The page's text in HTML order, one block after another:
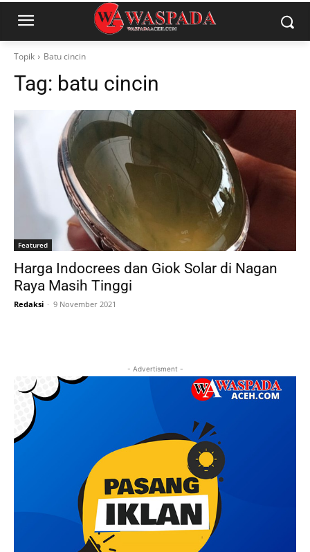
Topik Batu cincin
Tag: batu cincin
Featured
Harga Indocrees dan Giok Solar di Nagan
Raya Masih Tinggi
Redaksi - 9 November 2021
- Advertisment -